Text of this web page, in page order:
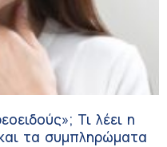
Τι λέει η
τα συμπληρώματα